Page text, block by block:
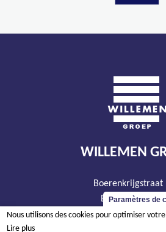
WILLEMEN
Boerenkrijgstraat
BE - 2800
tél +32 15 569
Paramètres de
Nous utilisons des cookies pour optimiser
Lire plus